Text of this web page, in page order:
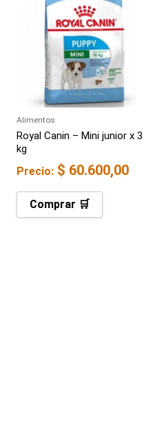
Alimentos
Royal Canin – Mini junior x 3
kg
Precio: $ 60.600,00
Comprar 🛒